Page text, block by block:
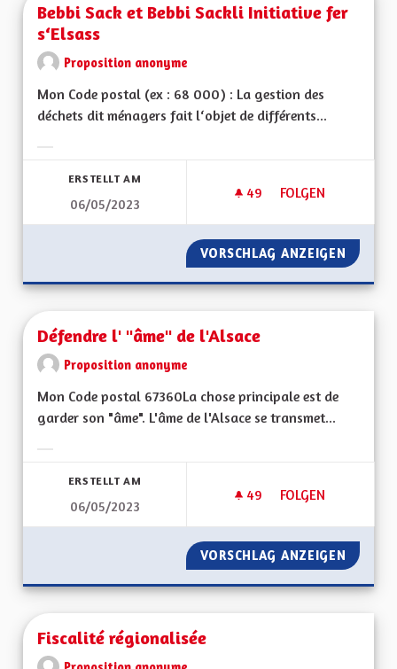
Bebbi Sack et Bebbi Sackli Initiative fer
s‘Elsass
Proposition anonyme
Mon Code postal (ex : 68 000) : La gestion des
déchets dit ménagers fait l‘objet de différents...
ERSTELLT AM
06/05/2023
49 49 FOLLOWER
FOLGEN
BEBBI SACK ET
VORSCHLAG ANZEIGEN BEBBI
Défendre l' "âme" de l'Alsace
Proposition anonyme
Mon Code postal 67360La chose principale est de
garder son "âme". L'âme de l'Alsace se transmet...
ERSTELLT AM
06/05/2023
49 49 FOLLOWER
FOLGEN
DÉFENDRE L'
VORSCHLAG ANZEIGEN
Fiscalité régionalisée